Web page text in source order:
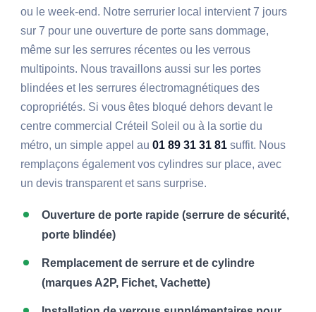
ou le week-end. Notre serrurier local intervient 7 jours
sur 7 pour une ouverture de porte sans dommage,
même sur les serrures récentes ou les verrous
multipoints. Nous travaillons aussi sur les portes
blindées et les serrures électromagnétiques des
copropriétés. Si vous êtes bloqué dehors devant le
centre commercial Créteil Soleil ou à la sortie du
métro, un simple appel au01 89 31 31 81 suffit. Nous
remplaçons également vos cylindres sur place, avec
un devis transparent et sans surprise.
Ouverture de porte rapide (serrure de sécurité,
porte blindée)
Remplacement de serrure et de cylindre
(marques A2P, Fichet, Vachette)